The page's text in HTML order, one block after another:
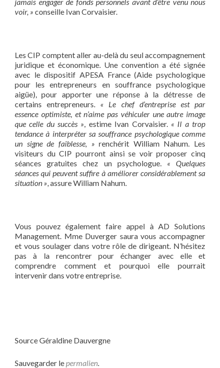
voir, » conseille Ivan Corvaisier.
Les CIP comptent aller au-delà du seul accompagnement
juridique et économique. Une convention a été signée
avec le dispositif APESA France (Aide psychologique
pour les entrepreneurs en souffrance psychologique
aigüe), pour apporter une réponse à la détresse de
certains entrepreneurs. « Le chef d’entreprise est par
essence optimiste, et n’aime pas véhiculer une autre image
que celle du succès », estime Ivan Corvaisier. « Il a trop
tendance à interpréter sa souffrance psychologique comme
un signe de faiblesse, »renchérit William Nahum. Les
visiteurs du CIP pourront ainsi se voir proposer cinq
séances gratuites chez un psychologue. « Quelques
séances qui peuvent suffire à améliorer considérablement sa
situation », assure William Nahum.
Vous pouvez également faire appel à AD Solutions
Management. Mme Duverger saura vous accompagner
et vous soulager dans votre rôle de dirigeant. N’hésitez
pas à la rencontrer pour échanger avec elle et
comprendre comment et pourquoi elle pourrait
intervenir dans votre entreprise.
Source Géraldine Dauvergne
Sauvegarder lepermalien.